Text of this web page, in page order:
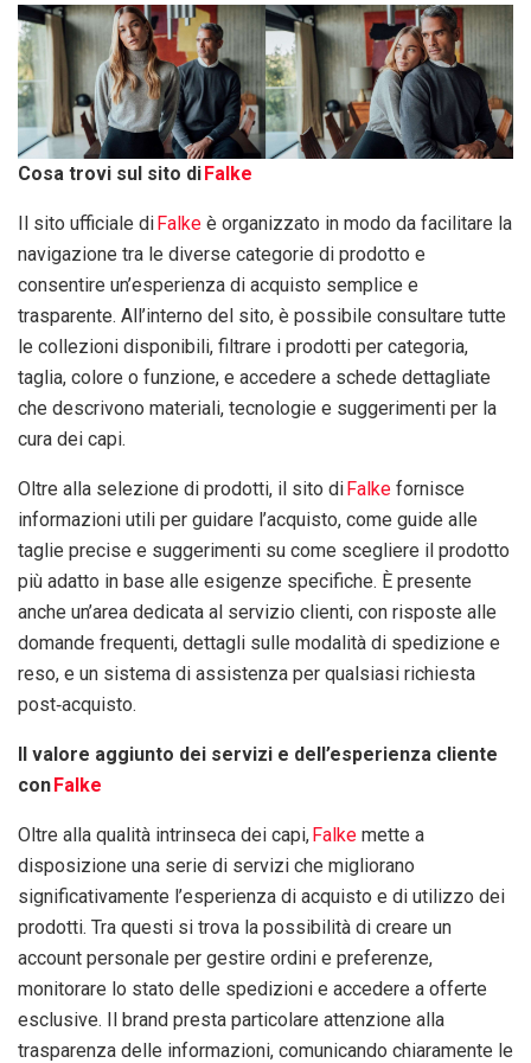
Cosa trovi sul sito diFalke
Il sito ufficiale diFalke è organizzato in modo da facilitare la
navigazione tra le diverse categorie di prodotto e
consentire un’esperienza di acquisto semplice e
trasparente. All’interno del sito, è possibile consultare tutte
le collezioni disponibili, filtrare i prodotti per categoria,
taglia, colore o funzione, e accedere a schede dettagliate
che descrivono materiali, tecnologie e suggerimenti per la
cura dei capi.
Oltre alla selezione di prodotti, il sito diFalke fornisce
informazioni utili per guidare l’acquisto, come guide alle
taglie precise e suggerimenti su come scegliere il prodotto
più adatto in base alle esigenze specifiche. È presente
anche un’area dedicata al servizio clienti, con risposte alle
domande frequenti, dettagli sulle modalità di spedizione e
reso, e un sistema di assistenza per qualsiasi richiesta
post‑acquisto.
Il valore aggiunto dei servizi e dell’esperienza cliente
conFalke
Oltre alla qualità intrinseca dei capi,Falke mette a
disposizione una serie di servizi che migliorano
significativamente l’esperienza di acquisto e di utilizzo dei
prodotti. Tra questi si trova la possibilità di creare un
account personale per gestire ordini e preferenze,
monitorare lo stato delle spedizioni e accedere a offerte
esclusive. Il brand presta particolare attenzione alla
trasparenza delle informazioni, comunicando chiaramente le